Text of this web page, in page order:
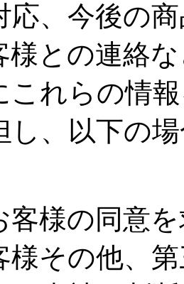
応、今後の
様との連絡
これらの情
し、以下の
客様の同意
様その他、